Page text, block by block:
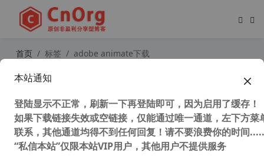
首页 标签 adobe animate下载
制作软件
本站通知
登陆显示不正常，刷新一下再登陆即可，因为启用了缓存！
如果下载链接失效或空链接，仅能通过唯一通道，左下方菜
联系，其他通道均得不到任何回复！请不要浪费你的时间
“私信本站”仅限本站VIP用户，其他用户不提供服务